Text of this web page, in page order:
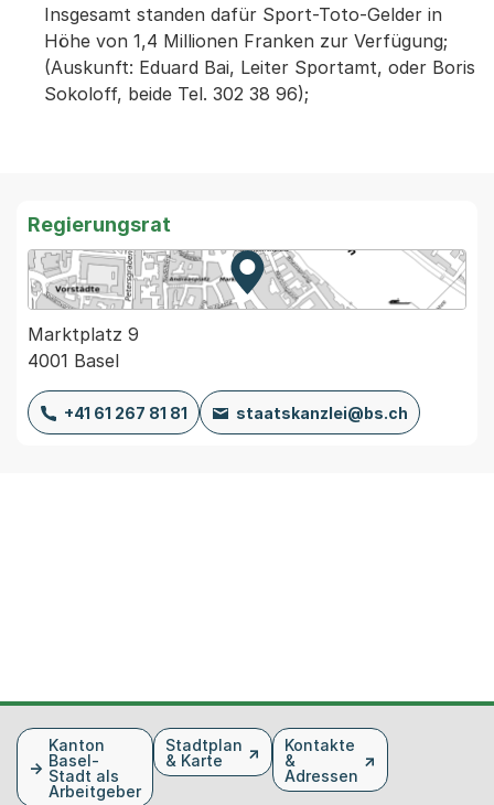
Insgesamt standen dafür Sport-Toto-Gelder in
Höhe von 1,4 Millionen Franken zur Verfügung;
(Auskunft: Eduard Bai, Leiter Sportamt, oder Boris
Sokoloff, beide Tel. 302 38 96);
Regierungsrat
Zur Karte von MapBS.
Externer Link, wird in einem
Marktplatz 9
4001 Basel
+41 61 267 81 81 staatskanzlei@bs.ch
FusszeileKanton
Basel-
Stadt als
Arbeitgeber
Stadtplan
& Karte
Kontakte
&
Adressen